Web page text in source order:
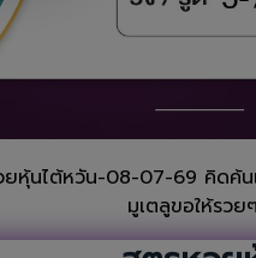
ยหุ้นไต้หวัน-08-07-69 คิดค้
มูเตลูขอให้รว